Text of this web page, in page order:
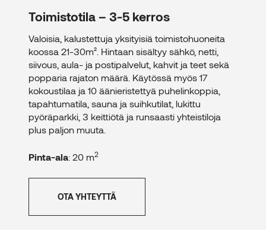
Toimistotila – 3-5 kerros
Valoisia, kalustettuja yksityisiä toimistohuoneita
koossa 21-30m². Hintaan sisältyy sähkö, netti,
siivous, aula- ja postipalvelut, kahvit ja teet sekä
popparia rajaton määrä. Käytössä myös 17
kokoustilaa ja 10 äänieristettyä puhelinkoppia,
tapahtumatila, sauna ja suihkutilat, lukittu
pyöräparkki, 3 keittiötä ja runsaasti yhteistiloja
plus paljon muuta.
Pinta-ala: 20 m2
OTA YHTEYTTÄ